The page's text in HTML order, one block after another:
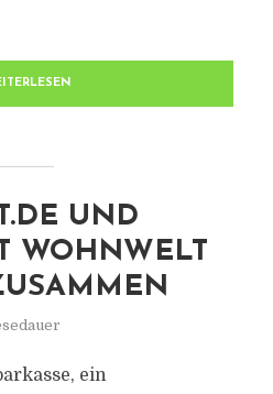
UND
WOHNWELT
ein